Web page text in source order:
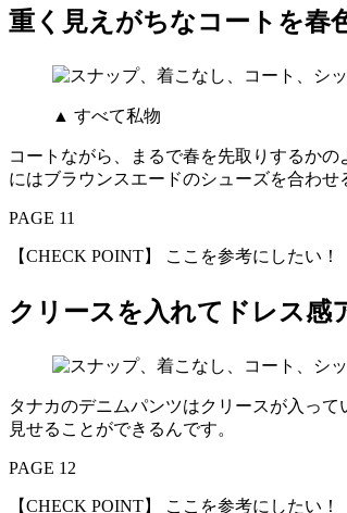
重く見えがちなコートを春
▲ すべて私物
コートながら、まるで春を先取りするか
にはブラウンスエードのシューズを合わ
PAGE 11
【CHECK POINT】 ここを参考にしたい！
クリースを入れてドレス感
タナカのデニムパンツはクリースが入っ
見せることができるんです。
PAGE 12
【CHECK POINT】 ここを参考にしたい！